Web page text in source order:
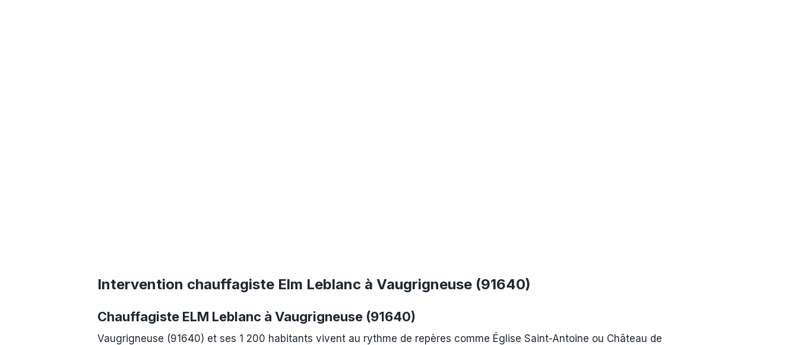
Intervention chauffagiste Elm Leblanc à Vaugrigneuse (91640)
Chauffagiste ELM Leblanc à Vaugrigneuse (91640)
Vaugrigneuse (91640) et ses 1 200 habitants vivent au rythme de repères comme Église Saint-Antoine ou Château de